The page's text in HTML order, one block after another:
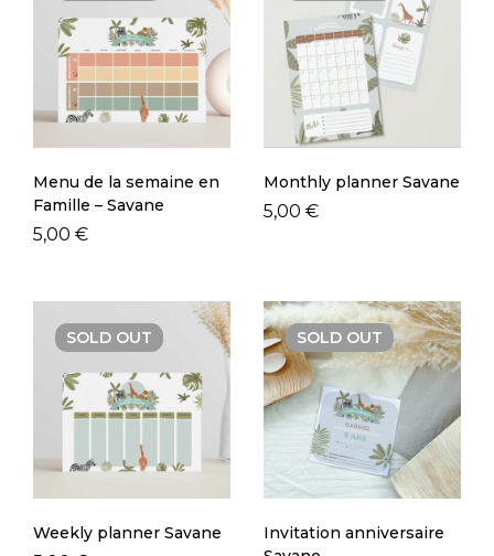
Menu de la semaine en
Famille – Savane
5,00 €
Monthly planner Savane
5,00 €
SOLD OUT
Weekly planner Savane
SOLD OUT
Invitation anniversaire